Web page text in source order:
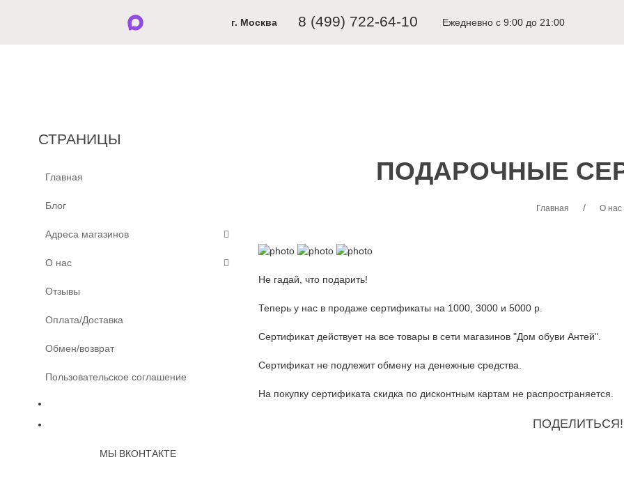
г. Москва 8 (499) 722-64-10 Ежедневно с 9:00 до 21:00
СТРАНИЦЫ
Главная
Блог
Адреса магазинов
О нас
Отзывы
Оплата/Доставка
Обмен/возврат
Пользовательское соглашение
МЫ ВКОНТАКТЕ
ПОДАРОЧНЫЕ
Главная О нас
Не гадай, что подарить!
Теперь у нас в продаже сертификаты на 1000, 3000 и 5000 р.
Сертификат действует на все товары в сети магазинов "Дом обуви Антей".
Сертификат не подлежит обмену на денежные средства.
На покупку сертификата скидка по дисконтным картам не распространяется.
ПОДЕЛИТЬСЯ!